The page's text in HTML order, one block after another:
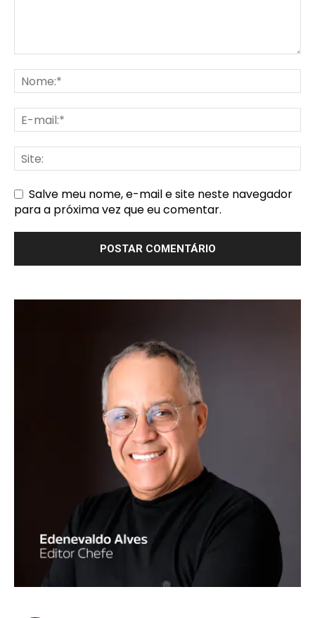
Salve meu nome, e-mail e site neste navegador
para a próxima vez que eu comentar.